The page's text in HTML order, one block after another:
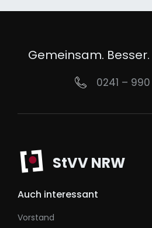
Gemeinsam. Besser.
0241 –
StVV NRW
Auch interessant
Vorstand